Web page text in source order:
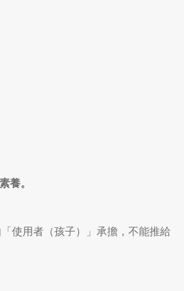
養。
使用者（孩子）」承擔，不能推給